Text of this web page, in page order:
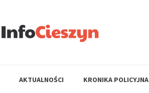
AKTUALNOŚCI KRONIKA POLICYJNA